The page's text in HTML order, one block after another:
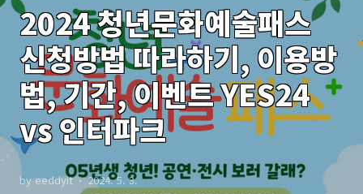
2024 청년문화예술패스
신청방법 따라하기, 이용방
법, 기간, 이벤트 YES24
vs 인터파크
by eeddyit 2024. 5. 3.